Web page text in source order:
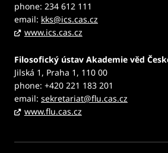
phone: 234 612 111
email: kks@ics.cas.cz
www.ics.cas.cz
Filosofický ústav Akademie věd
Jilská 1, Praha 1, 110 00
phone: +420 221 183 201
email: sekretariat@flu.cas.cz
www.flu.cas.cz